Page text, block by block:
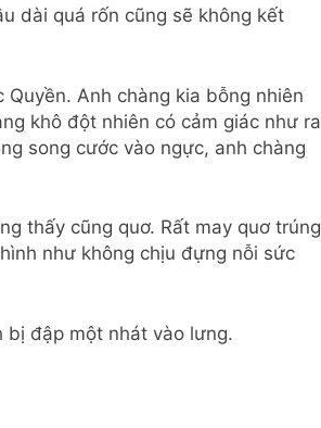
dài quá rốn cũng sẽ không kết
Anh chàng kia bỗng nhiên
khô đột nhiên có cảm giác như ra
song cước vào ngực, anh chàng
thấy cũng quơ. Rất may quơ trúng
như không chịu đựng nỗi sức
đập một nhát vào lưng.